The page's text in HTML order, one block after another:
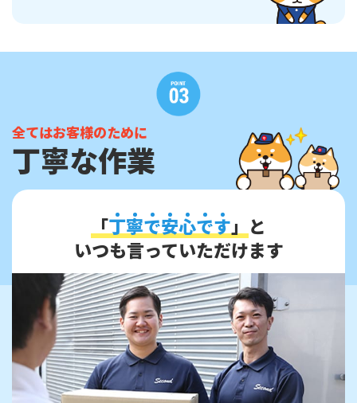
全てはお客様のために
丁寧な作業
「丁寧で安心です」 と
いつも言っていただけます